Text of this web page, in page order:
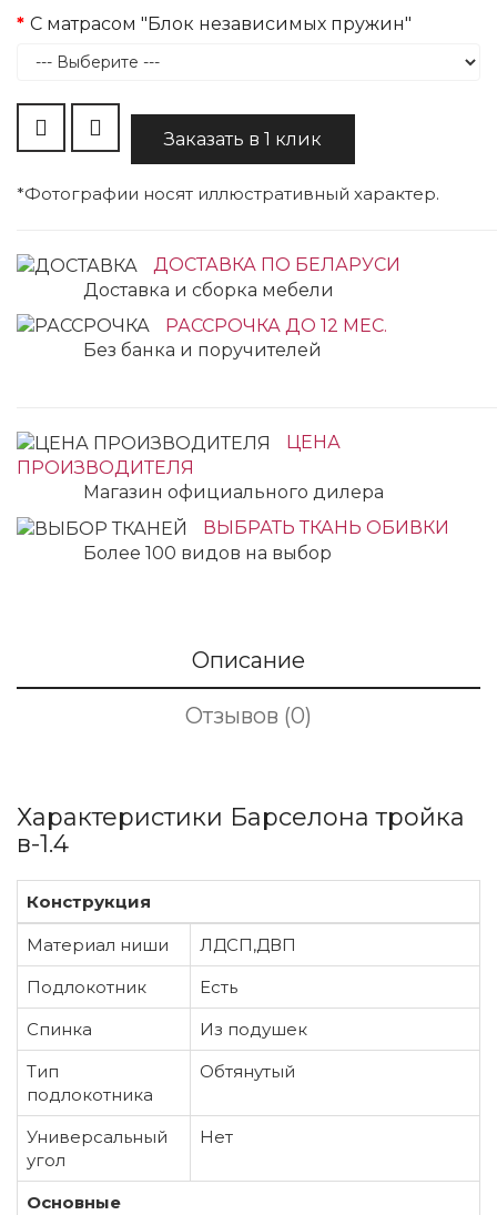
С матрасом "Блок независимых пружин"
Заказать в 1 клик
*Фотографии носят иллюстративный характер.
ДОСТАВКА ПО БЕЛАРУСИ
Доставка и сборка мебели
РАССРОЧКА ДО 12 МЕС.
Без банка и поручителей
ЦЕНА
ПРОИЗВОДИТЕЛЯ
Магазин официального дилера
ВЫБРАТЬ ТКАНЬ ОБИВКИ
Более 100 видов на выбор
Описание
Отзывов (0)
Характеристики Барселона тройка
в-1.4
Конструкция
Материал ниши
ЛДСП,ДВП
Подлокотник
Есть
Спинка
Из подушек
Тип
подлокотника
Обтянутый
Универсальный
угол
Нет
Основные